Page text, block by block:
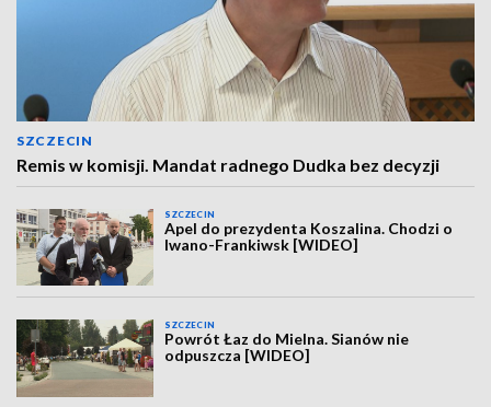
SZCZECIN
Remis w komisji. Mandat radnego Dudka bez decyzji
SZCZECIN
Apel do prezydenta Koszalina. Chodzi o
Iwano-Frankiwsk [WIDEO]
SZCZECIN
Powrót Łaz do Mielna. Sianów nie
odpuszcza [WIDEO]